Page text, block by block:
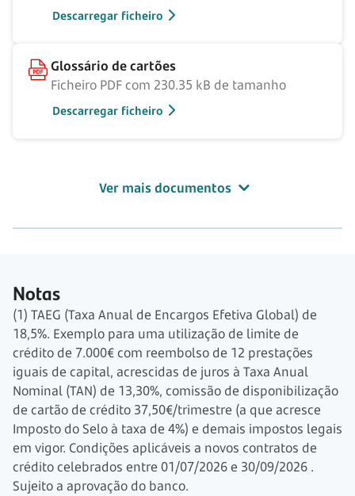
Descarregar ficheiro
Glossário de cartões
Ficheiro PDF com 230.35 kB de tamanho
Descarregar ficheiro
Ver mais documentos
Notas
(1) TAEG (Taxa Anual de Encargos Efetiva Global) de
18,5%. Exemplo para uma utilização de limite de
crédito de 7.000€com reembolso de 12 prestações
iguais de capital, acrescidas de juros à Taxa Anual
Nominal (TAN) de 13,30%, comissão de disponibilização
de cartão de crédito 37,50€/trimestre (a que acresce
Imposto do Selo à taxa de 4%) e demais impostos legais
em vigor. Condições aplicáveis a novos contratos de
crédito celebrados entre 01/07/2026e 30/09/2026 .
Sujeito a aprovação do banco.